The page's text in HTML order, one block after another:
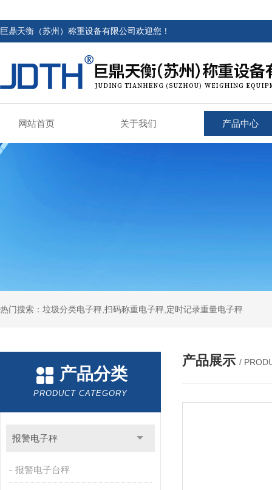
巨鼎天衡（苏州）称重设备有限公司欢迎您！
网站首页 关于我们 产品中心
热门搜索：垃圾分类电子秤,扫码称重电子秤,定时记录重量电子秤
产品分类
PRODUCT CATEGORY
报警电子秤
报警电子台秤
产品展示 /